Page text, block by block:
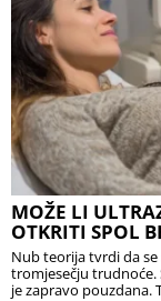
MOŽE LI
OTKRITI SPOL
Nub teorija tvrdi da
tromjesečju trudnoće.
je zapravo pouzdana.